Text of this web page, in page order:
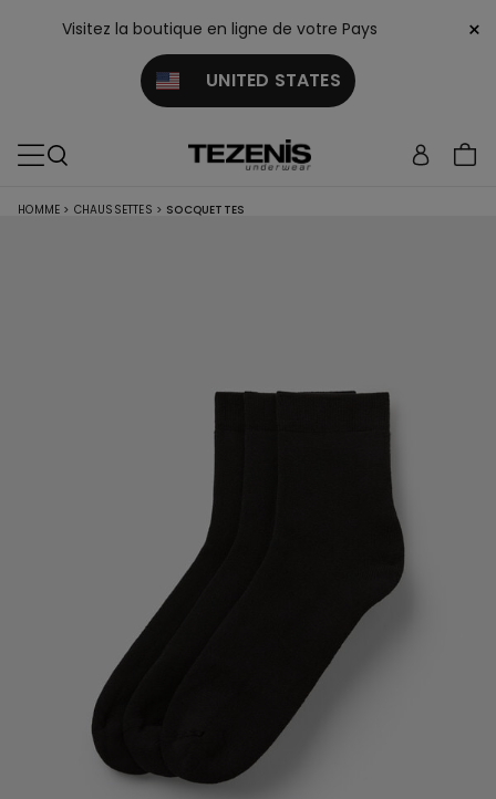
Visitez la boutique en ligne de votre Pays
UNITED STATES
×
HOMME > CHAUSSETTES > SOCQUETTES